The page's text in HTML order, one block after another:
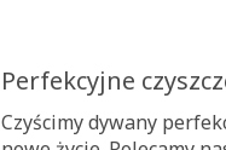
Perfekcyjne
Czyścimy dywany